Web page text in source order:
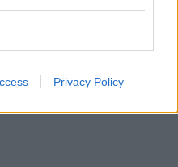
Privacy Policy
így arborétumokkal
minél többet felkeresni.
őszibarack: itt vannak